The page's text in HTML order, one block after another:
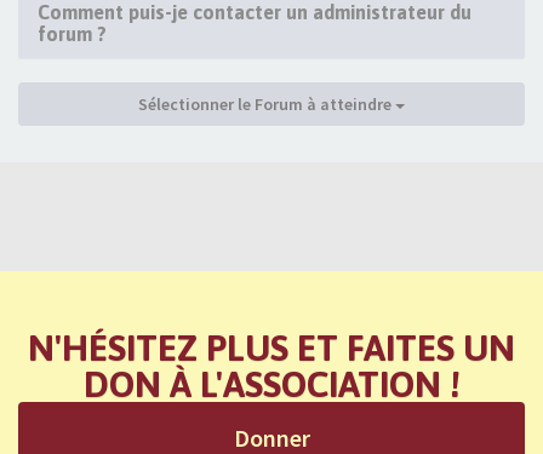
Comment puis-je contacter un administrateur du
forum ?
Sélectionner le Forum à atteindre
N'HÉSITEZ PLUS ET FAITES UN
DON À L'ASSOCIATION !
Donner